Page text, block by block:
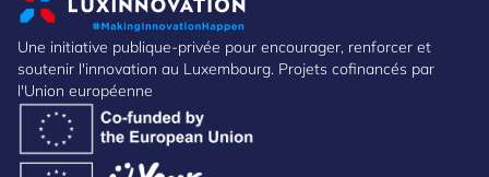
Une initiative publique-privée pour encourager, renforcer et
soutenir l'innovation au Luxembourg. Projets cofinancés par
l'Union européenne